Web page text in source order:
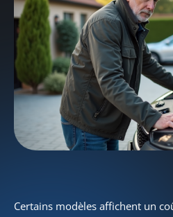
Certains modèles affichent un